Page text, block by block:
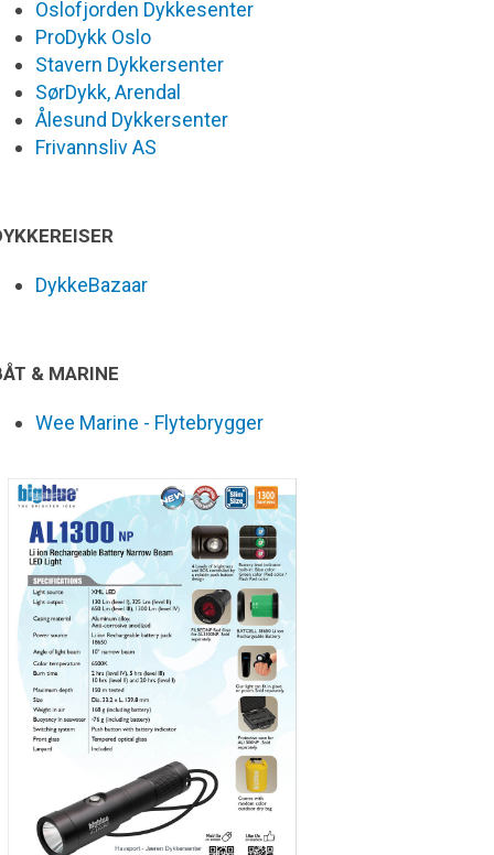
Oslofjorden Dykkesenter
ProDykk Oslo
Stavern Dykkersenter
SørDykk, Arendal
Ålesund Dykkersenter
Frivannsliv AS
DykkeBazaar
& MARINE
Wee Marine - Flytebrygger